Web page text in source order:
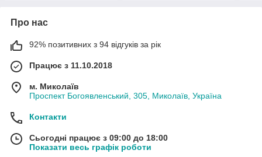
Про нас
92% позитивних з 94 відгуків за рік
Працює з 11.10.2018
м. Миколаїв
Проспект Богоявленський, 305, Миколаїв, Україна
Контакти
Сьогодні працює з 09:00 до 18:00
Показати весь графік роботи